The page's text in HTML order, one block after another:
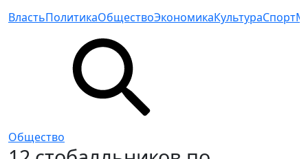
ВластьПолитикаОбществоЭкономикаКультураСпорт
Общество